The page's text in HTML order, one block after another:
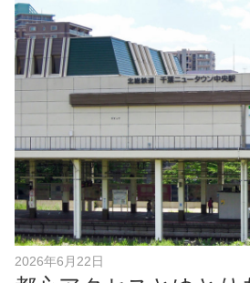
に
役
立
つ
お
届
け
し
ま
す
！
2026年6月22日